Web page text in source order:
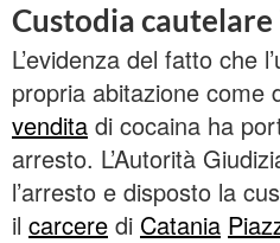
Custodia cautelare
L’evidenza del fatto che
propria abitazione come
vendita di cocaina ha
arresto. L’Autorità
l’arresto e disposto la
il carcere di Catania